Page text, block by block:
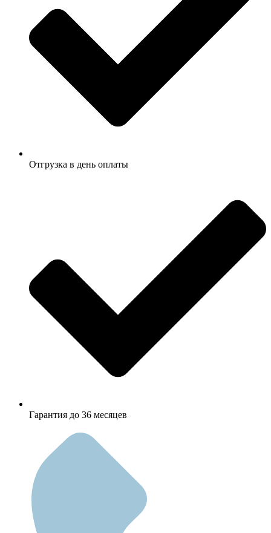
Отгрузка в день оплаты
Гарантия до 36 месяцев